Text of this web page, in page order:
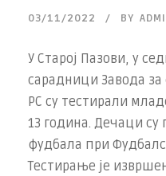
03/11/2022 BY
У Старој Пазови, у
сарадници Завода
РС су тестирали
13 година. Дечаци
фудбала при
Тестирање је